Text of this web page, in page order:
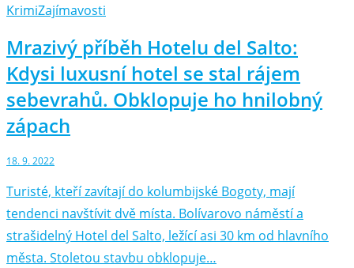
KrimiZajímavosti
Mrazivý příběh Hotelu del Salto:
Kdysi luxusní hotel se stal rájem
sebevrahů. Obklopuje ho hnilobný
zápach
18. 9. 2022
Turisté, kteří zavítají do kolumbijské Bogoty, mají
tendenci navštívit dvě místa. Bolívarovo náměstí a
strašidelný Hotel del Salto, ležící asi 30 km od hlavního
města. Stoletou stavbu obklopuje…